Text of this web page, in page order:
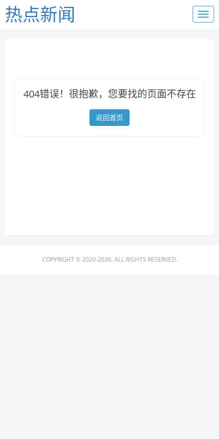
热点新闻
404错误！很抱歉，您要找的页面不存在
返回首页
COPYRIGHT © 2020-2026. ALL RIGHTS RESERVED.